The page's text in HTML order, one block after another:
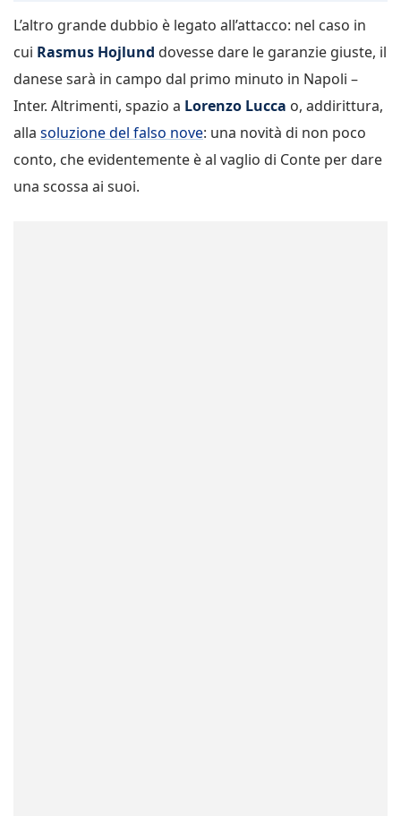
L’altro grande dubbio è legato all’attacco: nel caso in
cui Rasmus Hojlund dovesse dare le garanzie giuste, il
danese sarà in campo dal primo minuto in Napoli –
Inter. Altrimenti, spazio a Lorenzo Lucca o, addirittura,
alla soluzione del falso nove: una novità di non poco
conto, che evidentemente è al vaglio di Conte per dare
una scossa ai suoi.